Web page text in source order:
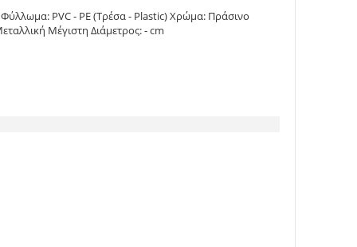
PVC - PE (Τρέσα - Plastic) Χρώμα: Πράσινο
Μέγιστη Διάμετρος: - cm